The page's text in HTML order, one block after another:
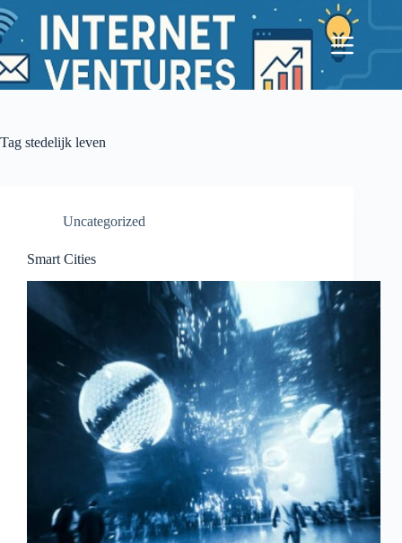
Ga
naar
de
inhoud
Tag stedelijk leven
Uncategorized
Smart Cities